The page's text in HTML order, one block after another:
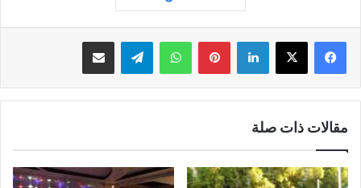
لينكدإن بينتيريستواتساب تيلقرام مشاركة عبر البريد
مقالات ذات صلة